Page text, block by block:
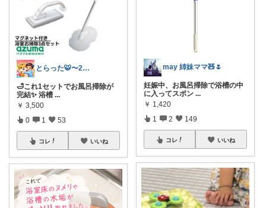
とらった🐯〜2児パパの黙示録〜
🛁これ1セットでお風呂掃除が
完結✨ 浴槽 ...
￥ 3,500
0 1 53
コレ いいね
may 姉妹ママ🧸🌷
妊娠中、お風呂掃除で浴槽の中
に入ってスポン ...
￥ 1,420
1 2 149
コレ いいね